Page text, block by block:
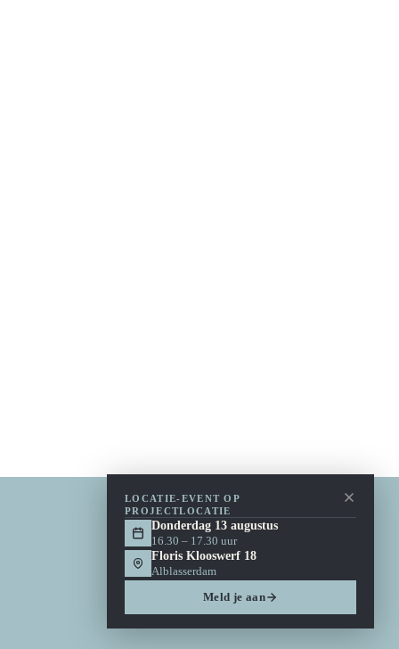
LOCATIE-EVENT OP
PROJECTLOCATIE
Donderdag 13 augustus
16.30 – 17.30 uur
Floris Klooswerf 18
Alblasserdam
Meld je aan